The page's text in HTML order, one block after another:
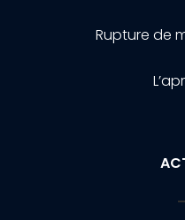
Rupture de